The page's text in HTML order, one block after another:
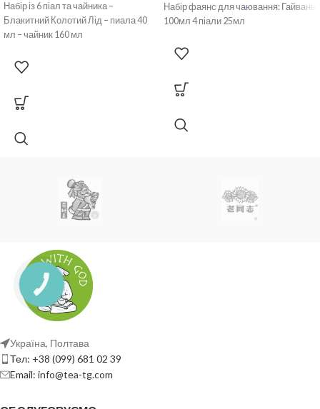
Набір із 6 піал та чайника –
Блакитний Колотий Лід – пиала 40
мл – чайник 160 мл
Набір фаянс для чаювання: Гайвань
100мл 4 піали 25мл
Україна, Полтава
Тел: +38 (099) 681 02 39
Email: info@tea-tg.com
КНОПКА
ЗВ'ЯЗКУ